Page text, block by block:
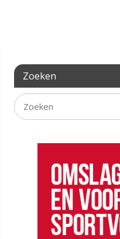
Zoeken